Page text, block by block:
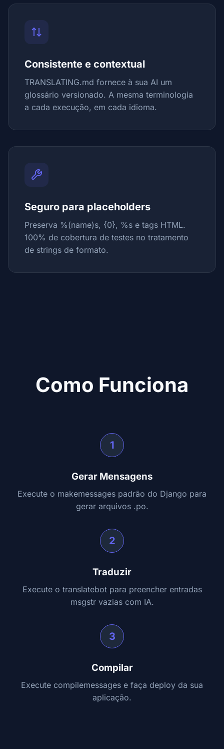
Consistente e contextual
TRANSLATING.md fornece à sua AI um
glossário versionado. A mesma terminologia
a cada execução, em cada idioma.
Seguro para placeholders
Preserva %(name)s, {0}, %s e tags HTML.
100% de cobertura de testes no tratamento
de strings de formato.
Como Funciona
1
Gerar Mensagens
Execute o makemessages padrão do Django para
gerar arquivos .po.
2
Traduzir
Execute o translatebot para preencher entradas
msgstr vazias com IA.
3
Compilar
Execute compilemessages e faça deploy da sua
aplicação.